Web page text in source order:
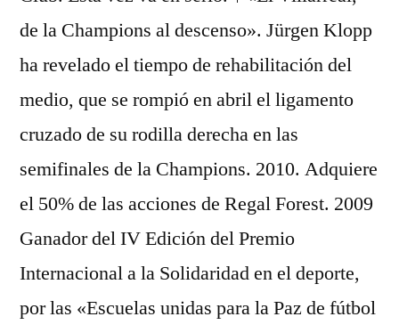
de la Champions al descenso». Jürgen Klopp
ha revelado el tiempo de rehabilitación del
medio, que se rompió en abril el ligamento
cruzado de su rodilla derecha en las
semifinales de la Champions. 2010. Adquiere
el 50% de las acciones de Regal Forest. 2009
Ganador del IV Edición del Premio
Internacional a la Solidaridad en el deporte,
por las «Escuelas unidas para la Paz de fútbol